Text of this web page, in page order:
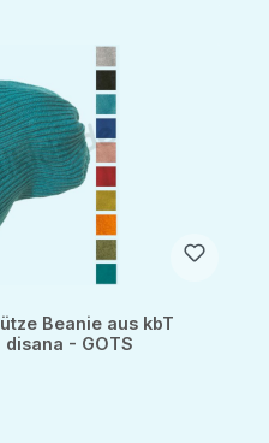
Beanie aus kbT
- GOTS